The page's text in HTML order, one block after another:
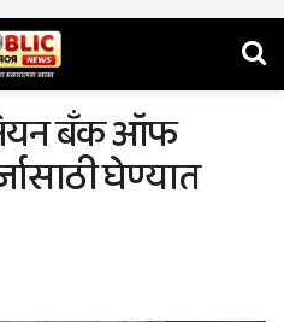
बँक ऑफ
घेण्यात